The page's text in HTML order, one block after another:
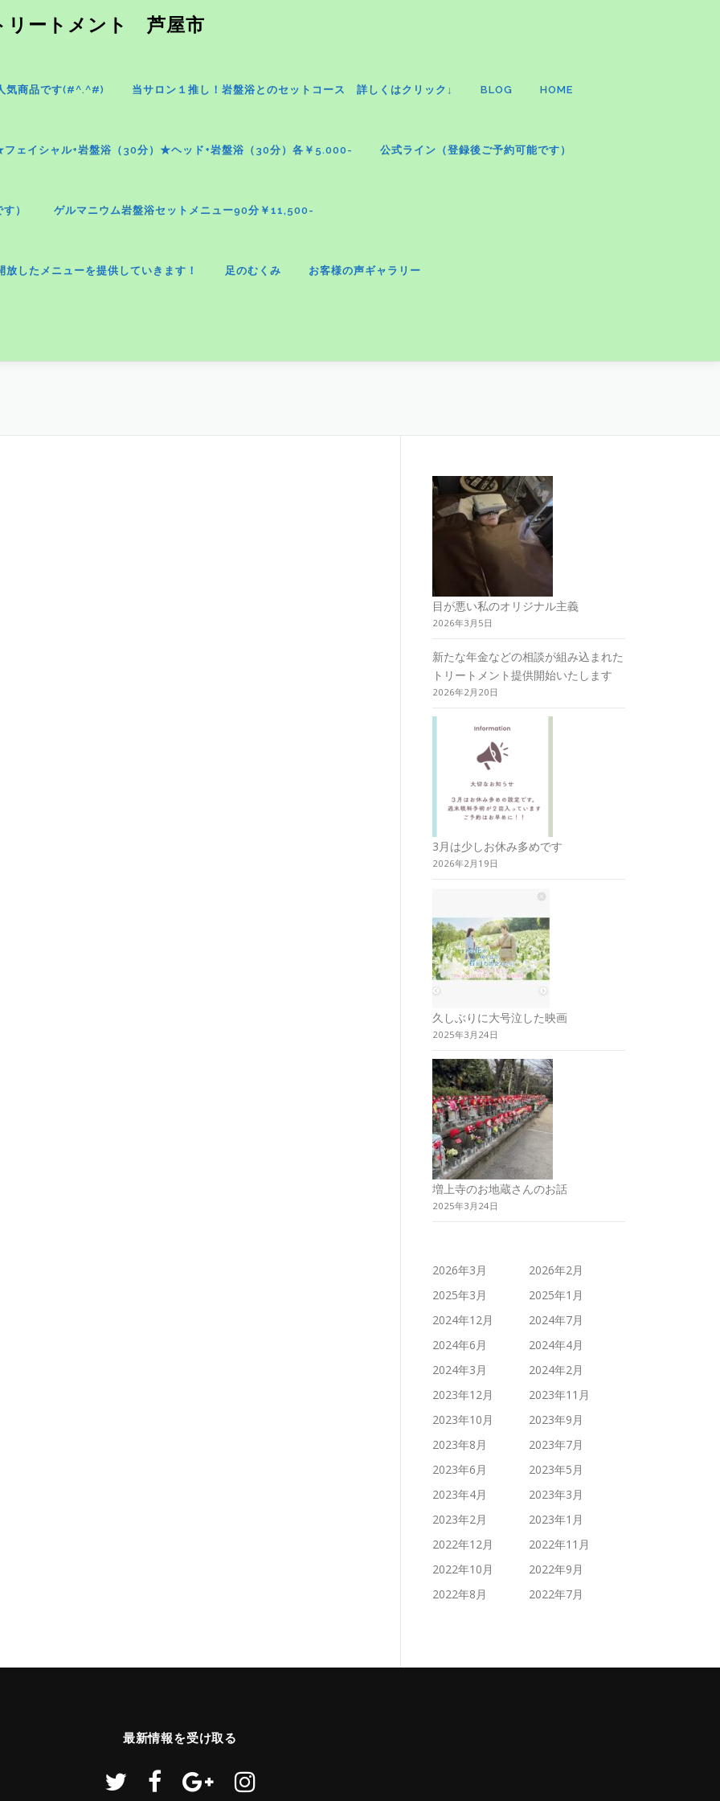
リートメント 芦屋市
気商品です(#^.^#) 当サロン１推し！岩盤浴とのセットコース 詳しくはクリック↓ BLOG HOME
ェイシャル+岩盤浴（30分）★ヘッド+岩盤浴（30分）各￥5.000- 公式ライン（登録後ご予約可能です）
） ゲルマニウム岩盤浴セットメニュー90分￥11,500-
したメニューを提供していきます！ 足のむくみ お客様の声ギャラリー
目が悪い私のオリジナル主義
2026年3月5日
新たな年金などの相談が組み込まれた
トリートメント提供開始いたします
2026年2月20日
3月は少しお休み多めです
2026年2月19日
久しぶりに大号泣した映画
2025年3月24日
増上寺のお地蔵さんのお話
2025年3月24日
2026年3月
2026年2月
2025年3月
2025年1月
2024年12月
2024年7月
2024年6月
2024年4月
2024年3月
2024年2月
2023年12月
2023年11月
2023年10月
2023年9月
2023年8月
2023年7月
2023年6月
2023年5月
2023年4月
2023年3月
2023年2月
2023年1月
2022年12月
2022年11月
2022年10月
2022年9月
2022年8月
2022年7月
最新情報を受け取る